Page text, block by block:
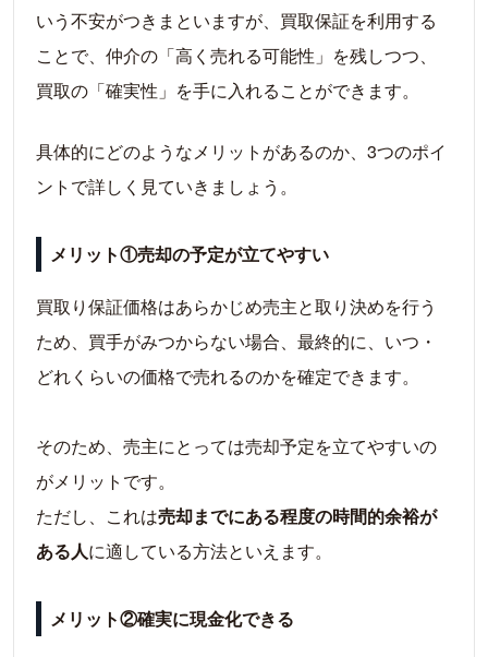
いう不安がつきまといますが、買取保証を利用する
ことで、仲介の「高く売れる可能性」を残しつつ、
買取の「確実性」を手に入れることができます。
具体的にどのようなメリットがあるのか、3つのポイ
ントで詳しく見ていきましょう。
メリット①売却の予定が立てやすい
買取り保証価格はあらかじめ売主と取り決めを行う
ため、買手がみつからない場合、最終的に、いつ・
どれくらいの価格で売れるのかを確定できます。
そのため、売主にとっては売却予定を立てやすいの
がメリットです。
ただし、これは売却までにある程度の時間的余裕が
ある人に適している方法といえます。
メリット②確実に現金化できる